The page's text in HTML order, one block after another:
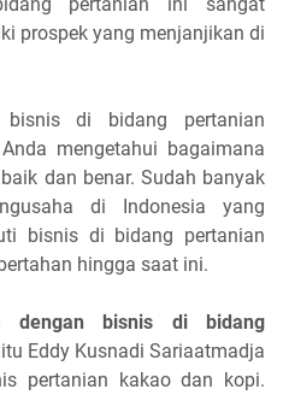
prospek yang menjanjikan di
bisnis di bidang pertanian
mengetahui bagaimana
dan benar. Sudah banyak
di Indonesia yang
bisnis di bidang pertanian
hingga saat ini.
dengan bisnis di bidang
Eddy Kusnadi Sariaatmadja
pertanian kakao dan kopi.